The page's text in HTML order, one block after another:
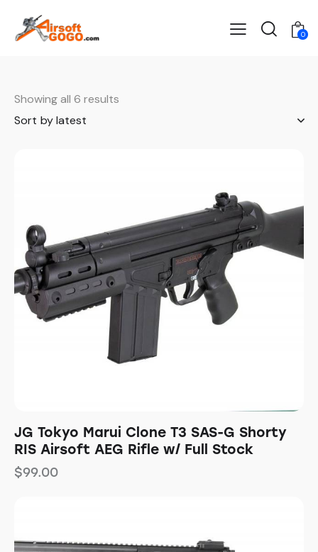
0
Showing all 6 results
JG Tokyo Marui Clone T3 SAS-G Shorty
RIS Airsoft AEG Rifle w/ Full Stock
$99.00